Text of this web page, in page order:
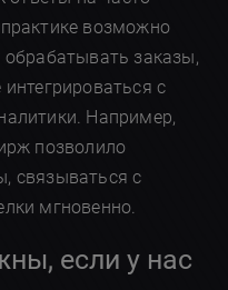
возможно
заказы,
с
Например,
позволило
связываться с
мгновенно.
если у нас